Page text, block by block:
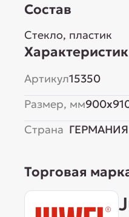
Состав
Стекло, пластик
Артикул15350
Размер, мм
Страна ГЕРМАНИЯ
Торговая